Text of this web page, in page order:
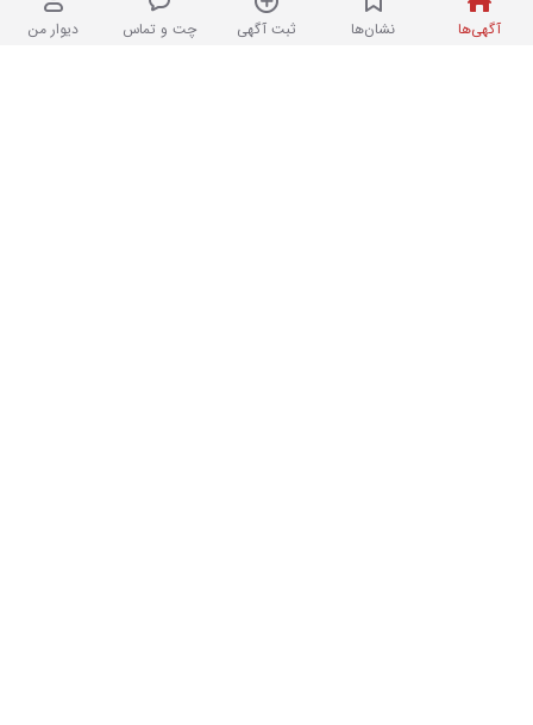
آگهی‌ها نشان‌ها ثبت آگهی چت و تماس دیوار من فروش انواع پا تختی با قیمت خرید